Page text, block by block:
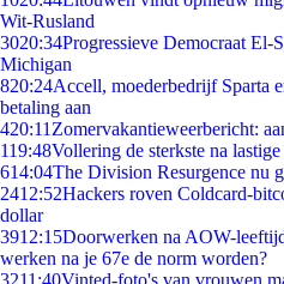
Wit-Rusland
3020:34Progressieve Democraat
Michigan
820:24Accell, moederbedrijf Sparta
betaling aan
420:11 Zomervakantieweerbericht:
119:48Vollering de sterkste na
614:04The Division Resurgence nu
2412:52Hackers roven Coldcard-
dollar
3912:15Doorwerken na AOW-
werken na je 67e de norm worden?
3211:40Vinted-foto's van vrouwen